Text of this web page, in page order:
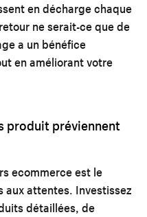
en décharge chaque
ne serait-ce que de
a un bénéfice
en améliorant votre
produit préviennent
ecommerce est le
aux attentes. Investissez
détaillées, de